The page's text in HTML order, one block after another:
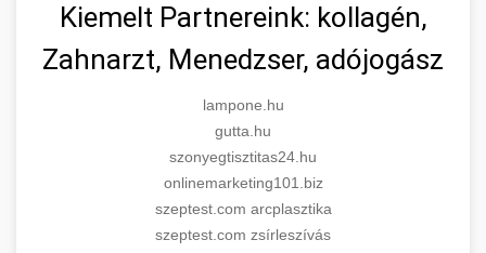
Kiemelt Partnereink: kollagén,
Zahnarzt, Menedzser, adójogász
lampone.hu
gutta.hu
szonyegtisztitas24.hu
onlinemarketing101.biz
szeptest.com arcplasztika
szeptest.com zsírleszívás